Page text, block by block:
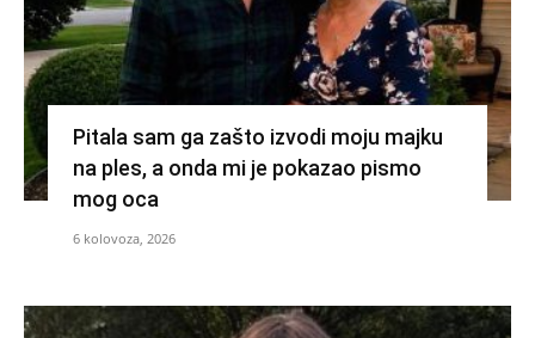
Pitala sam ga zašto izvodi moju majku
na ples, a onda mi je pokazao pismo
mog oca
6 kolovoza, 2026